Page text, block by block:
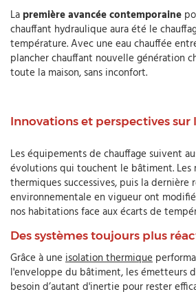
La première avancée contemporaine
chauffant hydraulique aura été le
température. Avec une eau chauffée
plancher chauffant nouvelle génération
toute la maison, sans inconfort.
Innovations et perspectives sur
Les équipements de chauffage suivent
évolutions qui touchent le bâtiment. Les
thermiques successives, puis la dernière
environnementale en vigueur ont
nos habitations face aux écarts de
Des systèmes toujours plus
Grâce à une isolation thermique
l'enveloppe du bâtiment, les émetteurs
besoin d’autant d'inertie pour rester